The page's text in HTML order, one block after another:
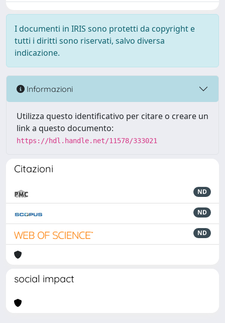
I documenti in IRIS sono protetti da copyright e
tutti i diritti sono riservati, salvo diversa
indicazione.
Informazioni
Utilizza questo identificativo per citare o creare un
link a questo documento:
https://hdl.handle.net/11578/333021
Citazioni
ND
ND
ND
social impact